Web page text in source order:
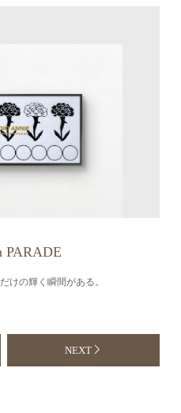
PARADE
けの輝く瞬間がある。
NEXT